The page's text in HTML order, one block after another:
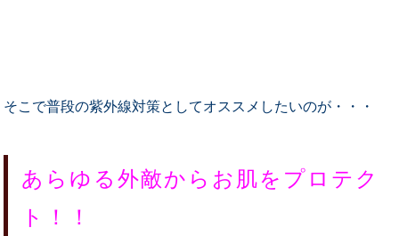
そこで普段の紫外線対策としてオススメしたいのが・・・
あらゆる外敵からお肌をプロテク
ト！！